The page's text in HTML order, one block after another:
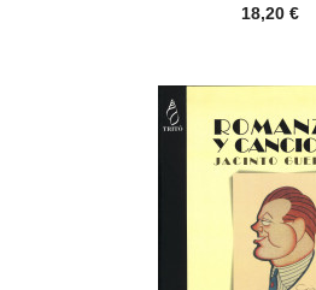
Precio
18,20 €